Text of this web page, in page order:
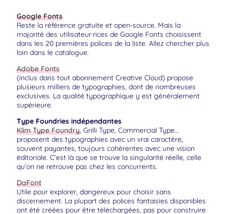
Google Fonts
Reste la référence gratuite et open-source. Mais la
majorité des utilisateur·rices de Google Fonts choisissent
dans les 20 premières polices de la liste. Allez chercher plus
loin dans le catalogue.
Adobe Fonts
(inclus dans tout abonnement Creative Cloud) propose
plusieurs milliers de typographies, dont de nombreuses
exclusives. La qualité typographique y est généralement
supérieure.
Type Foundries indépendantes
Klim Type Foundry, Grilli Type, Commercial Type…
proposent des typographies avec un vrai caractère,
souvent payantes, toujours cohérentes avec une vision
éditoriale. C’est là que se trouve la singularité réelle, celle
qu’on ne retrouve pas chez les concurrents.
DaFont
Utile pour explorer, dangereux pour choisir sans
discernement. La plupart des polices fantaisies disponibles
ont été créées pour être téléchargées, pas pour construire